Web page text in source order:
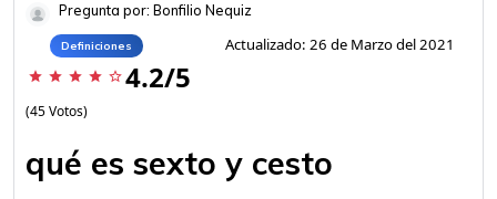
Pregunta por: Bonfilio Nequiz
Definiciones Actualizado: 26 de Marzo del 2021
star star star star star_border 4.2/5
(45 Votos)
qué es sexto y cesto